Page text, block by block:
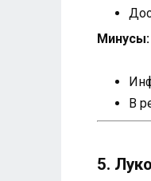
Минусы:
В
5.